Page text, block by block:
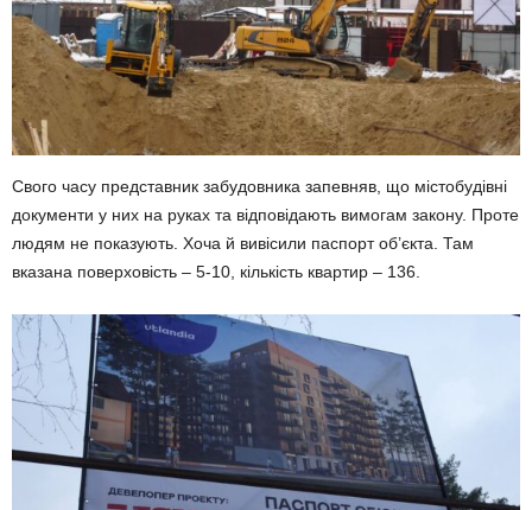
Свого часу представник забудовника запевняв, що містобудівні
документи у них на руках та відповідають вимогам закону. Проте
людям не показують. Хоча й вивісили паспорт об’єкта. Там
вказана поверховість – 5-10, кількість квартир – 136.